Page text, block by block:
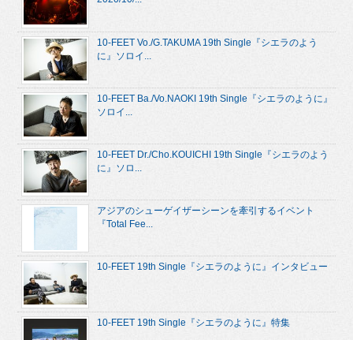
10-FEET Vo./G.TAKUMA 19th Single『シエラのよう
に』ソロイ...
10-FEET Ba./Vo.NAOKI 19th Single『シエラのように』
ソロイ...
10-FEET Dr./Cho.KOUICHI 19th Single『シエラのよう
に』ソロ...
アジアのシューゲイザーシーンを牽引するイベント
『Total Fee...
10-FEET 19th Single『シエラのように』インタビュー
10-FEET 19th Single『シエラのように』特集